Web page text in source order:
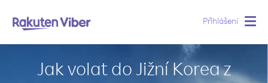
Přihlášení
Jak volat do Jižní Korea z